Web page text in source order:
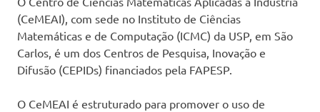
(CeMEAI), com sede no Instituto de Ciências
Matemáticas e de Computação (ICMC) da USP, em São
Carlos, é um dos Centros de Pesquisa, Inovação e
Difusão (CEPIDs) financiados pela FAPESP.
O CeMEAI é estruturado para promover o uso de